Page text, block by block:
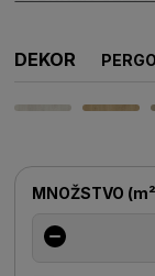
DEKOR
MNOŽSTVO (